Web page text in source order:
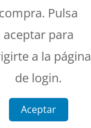
compra. Pulsa
aceptar para
a la página
de login.
Aceptar